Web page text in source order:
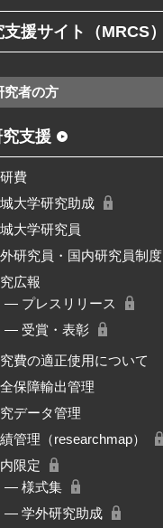
援サイト（MRCS）
究者の方
支援
費
大学研究助成
大学研究員
研究員・国内研究員制度
広報
― プレスリリース
― 受賞・表彰
費の適正使用について
保障輸出管理
データ管理
管理（researchmap）
限定
― 様式集
― 学外研究助成